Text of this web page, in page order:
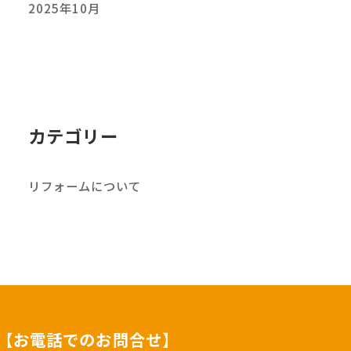
2025年10月
カテゴリー
リフォームについて
お電話でのお問合せ】